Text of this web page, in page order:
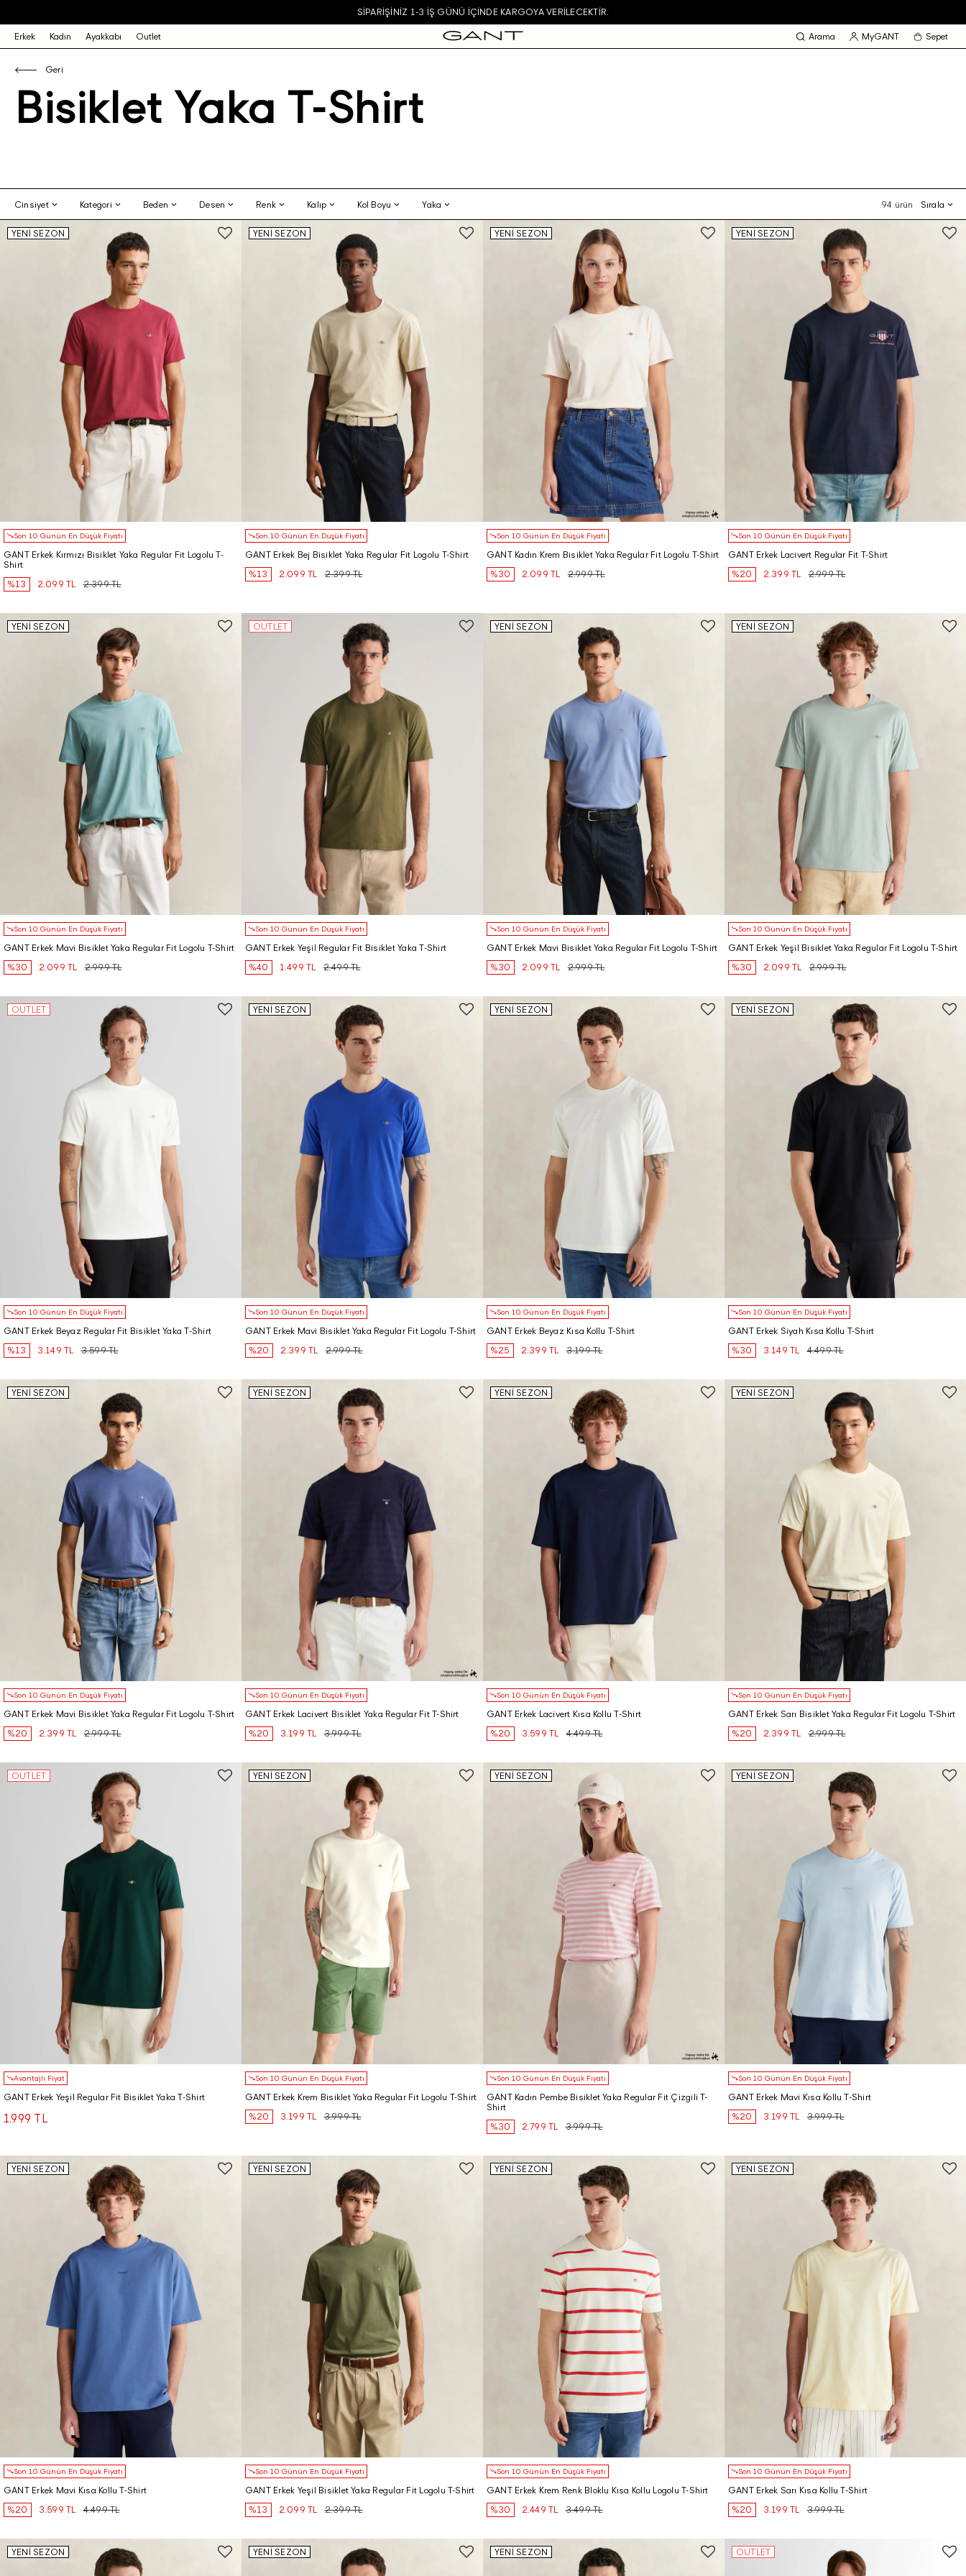
SIPARIŞINIZ 1-3 IŞ GÜNÜ IÇINDE KARGOYA VERILECEKTIR.
Erkek Kadın Ayakkabı Outlet Arama MyGANT Sepet
Geri
Bisiklet Yaka T-Shirt
Cinsiyet Kategori Beden Desen Renk Kalıp Kol Boyu Yaka 94 ürün Sırala
YENİ SEZON
Son 10 Günün En Düşük Fiyatı
GANT Erkek Kırmızı Bisiklet Yaka Regular Fit Logolu T-
Shirt
%13
2.099 TL 2.399 TL
YENİ SEZON
Son 10 Günün En Düşük Fiyatı
GANT Erkek Bej Bisiklet Yaka Regular Fit Logolu T-Shirt
%13
2.099 TL 2.399 TL
YENİ SEZON
Son 10 Günün En Düşük Fiyatı
GANT Kadın Krem Bisiklet Yaka Regular Fit Logolu T-Shirt
%30
2.099 TL 2.999 TL
YENİ SEZON
Son 10 Günün En Düşük Fiyatı
GANT Erkek Lacivert Regular Fit T-Shirt
%20
2.399 TL 2.999 TL
YENİ SEZON
Son 10 Günün En Düşük Fiyatı
GANT Erkek Mavi Bisiklet Yaka Regular Fit Logolu T-Shirt
%30
2.099 TL 2.999 TL
OUTLET
Son 10 Günün En Düşük Fiyatı
GANT Erkek Yeşil Regular Fit Bisiklet Yaka T-Shirt
%40
1.499 TL 2.499 TL
YENİ SEZON
Son 10 Günün En Düşük Fiyatı
GANT Erkek Mavi Bisiklet Yaka Regular Fit Logolu T-Shirt
%30
2.099 TL 2.999 TL
YENİ SEZON
Son 10 Günün En Düşük Fiyatı
GANT Erkek Yeşil Bisiklet Yaka Regular Fit Logolu T-Shirt
%30
2.099 TL 2.999 TL
OUTLET
Son 10 Günün En Düşük Fiyatı
GANT Erkek Beyaz Regular Fit Bisiklet Yaka T-Shirt
%13
3.149 TL 3.599 TL
YENİ SEZON
Son 10 Günün En Düşük Fiyatı
GANT Erkek Mavi Bisiklet Yaka Regular Fit Logolu T-Shirt
%20
2.399 TL 2.999 TL
YENİ SEZON
Son 10 Günün En Düşük Fiyatı
GANT Erkek Beyaz Kısa Kollu T-Shirt
%25
2.399 TL 3.199 TL
YENİ SEZON
Son 10 Günün En Düşük Fiyatı
GANT Erkek Siyah Kısa Kollu T-Shirt
%30
3.149 TL 4.499 TL
YENİ SEZON
Son 10 Günün En Düşük Fiyatı
GANT Erkek Mavi Bisiklet Yaka Regular Fit Logolu T-Shirt
%20
2.399 TL 2.999 TL
YENİ SEZON
Son 10 Günün En Düşük Fiyatı
GANT Erkek Lacivert Bisiklet Yaka Regular Fit T-Shirt
%20
3.199 TL 3.999 TL
YENİ SEZON
Son 10 Günün En Düşük Fiyatı
GANT Erkek Lacivert Kısa Kollu T-Shirt
%20
3.599 TL 4.499 TL
YENİ SEZON
Son 10 Günün En Düşük Fiyatı
GANT Erkek Sarı Bisiklet Yaka Regular Fit Logolu T-Shirt
%20
2.399 TL 2.999 TL
OUTLET
Avantajlı Fiyat
GANT Erkek Yeşil Regular Fit Bisiklet Yaka T-Shirt
1.999 TL
YENİ SEZON
Son 10 Günün En Düşük Fiyatı
GANT Erkek Krem Bisiklet Yaka Regular Fit Logolu T-Shirt
%20
3.199 TL 3.999 TL
YENİ SEZON
Son 10 Günün En Düşük Fiyatı
GANT Kadın Pembe Bisiklet Yaka Regular Fit Çizgili T-
Shirt
%30
2.799 TL 3.999 TL
YENİ SEZON
Son 10 Günün En Düşük Fiyatı
GANT Erkek Mavi Kısa Kollu T-Shirt
%20
3.199 TL 3.999 TL
YENİ SEZON
Son 10 Günün En Düşük Fiyatı
GANT Erkek Mavi Kısa Kollu T-Shirt
%20
3.599 TL 4.499 TL
YENİ SEZON
Son 10 Günün En Düşük Fiyatı
GANT Erkek Yeşil Bisiklet Yaka Regular Fit Logolu T-Shirt
%13
2.099 TL 2.399 TL
YENİ SEZON
Son 10 Günün En Düşük Fiyatı
GANT Erkek Krem Renk Bloklu Kısa Kollu Logolu T-Shirt
%30
2.449 TL 3.499 TL
YENİ SEZON
Son 10 Günün En Düşük Fiyatı
GANT Erkek Sarı Kısa Kollu T-Shirt
%20
3.199 TL 3.999 TL
YENİ SEZON YENİ SEZON YENİ SEZON OUTLET